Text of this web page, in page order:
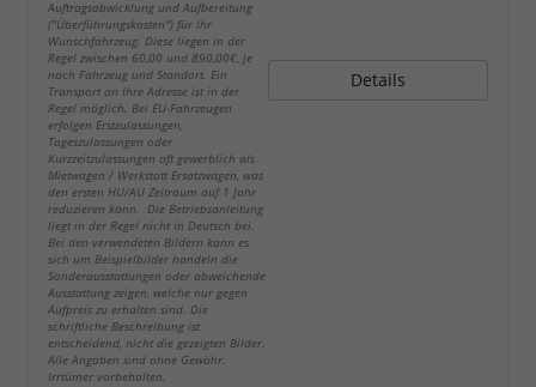
Auftragsabwicklung und Aufbereitung
("Überführungskosten") für Ihr
Wunschfahrzeug. Diese liegen in der
Regel zwischen 60,00 und 890,00€, je
nach Fahrzeug und Standort. Ein
Transport an Ihre Adresse ist in der
Regel möglich. Bei EU-Fahrzeugen
erfolgen Erstzulassungen,
Tageszulassungen oder
Kurzzeitzulassungen oft gewerblich als
Mietwagen / Werkstatt Ersatzwagen, was
den ersten HU/AU Zeitraum auf 1 Jahr
reduzieren kann. Die Betriebsanleitung
liegt in der Regel nicht in Deutsch bei.
Bei den verwendeten Bildern kann es
sich um Beispielbilder handeln die
Sonderausstattungen oder abweichende
Ausstattung zeigen, welche nur gegen
Aufpreis zu erhalten sind. Die
schriftliche Beschreibung ist
entscheidend, nicht die gezeigten Bilder.
Alle Angaben sind ohne Gewähr.
Irrtümer vorbehalten.
Details